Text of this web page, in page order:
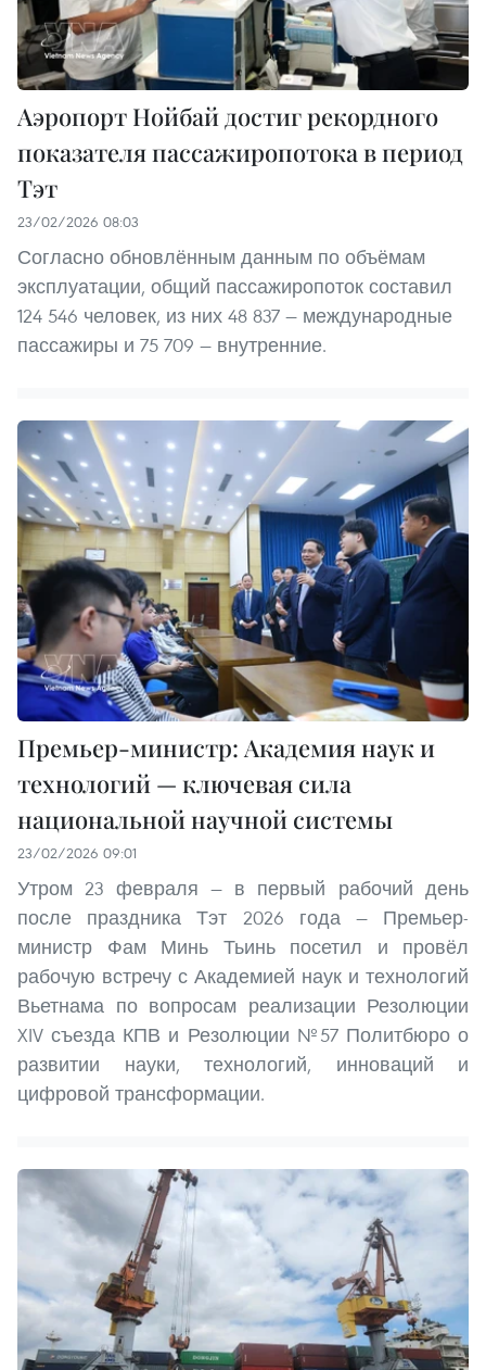
Аэропорт Нойбай достиг рекордного
показателя пассажиропотока в период
Тэт
23/02/2026 08:03
Согласно обновлённым данным по объёмам
эксплуатации, общий пассажиропоток составил
124 546 человек, из них 48 837 — международные
пассажиры и 75 709 — внутренние.
Премьер-министр: Академия наук и
технологий — ключевая сила
национальной научной системы
23/02/2026 09:01
Утром 23 февраля — в первый рабочий день
после праздника Тэт 2026 года — Премьер-
министр Фам Минь Тьинь посетил и провёл
рабочую встречу с Академией наук и технологий
Вьетнама по вопросам реализации Резолюции
XIV съезда КПВ и Резолюции №57 Политбюро о
развитии науки, технологий, инноваций и
цифровой трансформации.